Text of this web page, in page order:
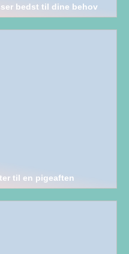
bedst til dine behov
til en pigeaften